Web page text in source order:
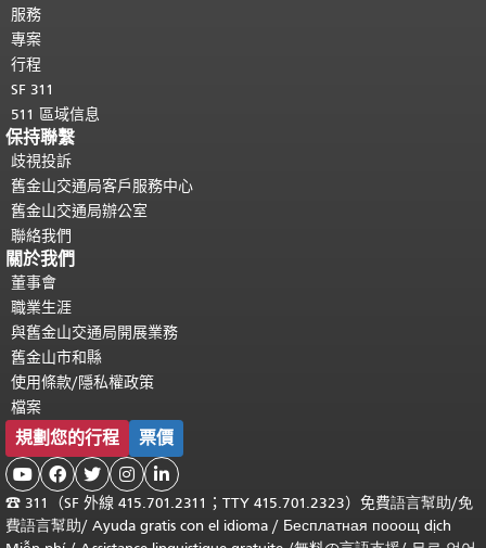
服務
專案
行程
SF 311
511 區域信息
保持聯繫
歧視投訴
舊金山交通局客戶服務中心
舊金山交通局辦公室
聯絡我們
關於我們
董事會
職業生涯
與舊金山交通局開展業務
舊金山市和縣
使用條款/隱私權政策
檔案
規劃您的行程 票價
    
☎ 311（SF 外線 415.701.2311；TTY 415.701.2323）免費語言幫助/免
費語言幫助/ Ayuda gratis con el idioma / Бесплатная пооощ dịch